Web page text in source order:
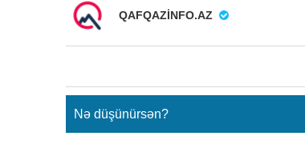
QAFQAZINFO.AZ
Nə düşünürsən?